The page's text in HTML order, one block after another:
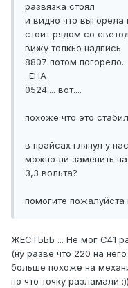
развязка стоял
и видно что
стоит рядом со
вижу толкьо надпись
8807 потом
..EHA
0524.... вот....
похоже что это
в прайсах глянул у
можно ли заменить
3,3 вольта?
помогите пожалуйста
ЖЕСТЬЬЬ ... Не мог C41
(ну разве что 220 на
больше похоже на
по что точку разламали